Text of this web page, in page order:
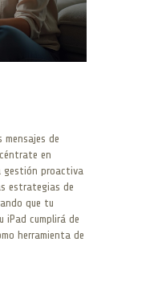
mensajes de
en
gestión proactiva
estrategias de
que tu
cumplirá de
herramienta de